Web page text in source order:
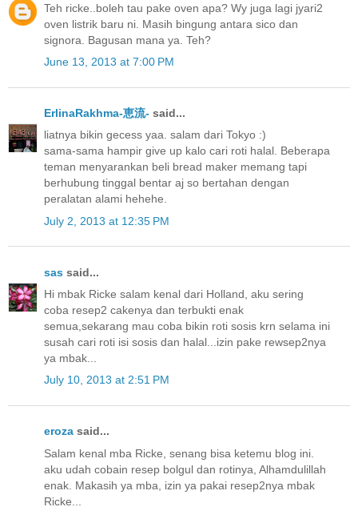
Teh ricke..boleh tau pake oven apa? Wy juga lagi jyari2
oven listrik baru ni. Masih bingung antara sico dan
signora. Bagusan mana ya. Teh?
June 13, 2013 at 7:00 PM
ErlinaRakhma-恵流- said...
liatnya bikin gecess yaa. salam dari Tokyo :)
sama-sama hampir give up kalo cari roti halal. Beberapa
teman menyarankan beli bread maker memang tapi
berhubung tinggal bentar aj so bertahan dengan
peralatan alami hehehe.
July 2, 2013 at 12:35 PM
sas said...
Hi mbak Ricke salam kenal dari Holland, aku sering
coba resep2 cakenya dan terbukti enak
semua,sekarang mau coba bikin roti sosis krn selama ini
susah cari roti isi sosis dan halal...izin pake rewsep2nya
ya mbak...
July 10, 2013 at 2:51 PM
eroza said...
Salam kenal mba Ricke, senang bisa ketemu blog ini.
aku udah cobain resep bolgul dan rotinya, Alhamdulillah
enak. Makasih ya mba, izin ya pakai resep2nya mbak
Ricke...